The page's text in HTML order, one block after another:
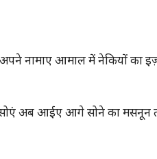
नामाए आमाल में नेकियों का
अब आईए आगे सोने का मसनून